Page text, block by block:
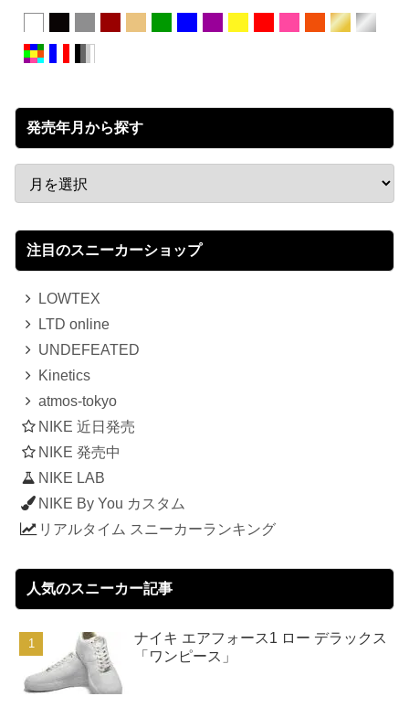
発売年月から探す
注目のスニーカーショップ
LOWTEX
LTD online
UNDEFEATED
Kinetics
atmos-tokyo
NIKE 近日発売
NIKE 発売中
NIKE LAB
NIKE By You カスタム
リアルタイム スニーカーランキング
人気のスニーカー記事
ナイキ エアフォース1 ロー デラックス
「ワンピース」